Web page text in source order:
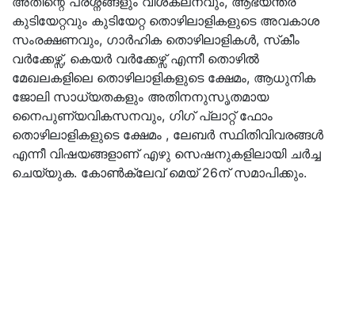
കുടിയേറ്റവും കുടിയേറ്റ തൊഴിലാളികളുടെ അവകാശ
സംരക്ഷണവും, ഗാർഹിക തൊഴിലാളികൾ, സ്‌കീം
വർക്കേഴ്സ്, കെയർ വർക്കേഴ്സ് എന്നീ തൊഴിൽ
മേഖലകളിലെ തൊഴിലാളികളുടെ ക്ഷേമം, ആധുനിക
ജോലി സാധ്യതകളും അതിനനുസൃതമായ
നൈപുണ്യവികസനവും, ഗിഗ് പ്ലാറ്റ് ഫോം
തൊഴിലാളികളുടെ ക്ഷേമം , ലേബർ സ്ഥിതിവിവരങ്ങൾ
എന്നീ വിഷയങ്ങളാണ് എഴു സെഷനുകളിലായി ചർച്ച
ചെയ്യുക. കോൺക്ലേവ് മെയ് 26ന് സമാപിക്കും.